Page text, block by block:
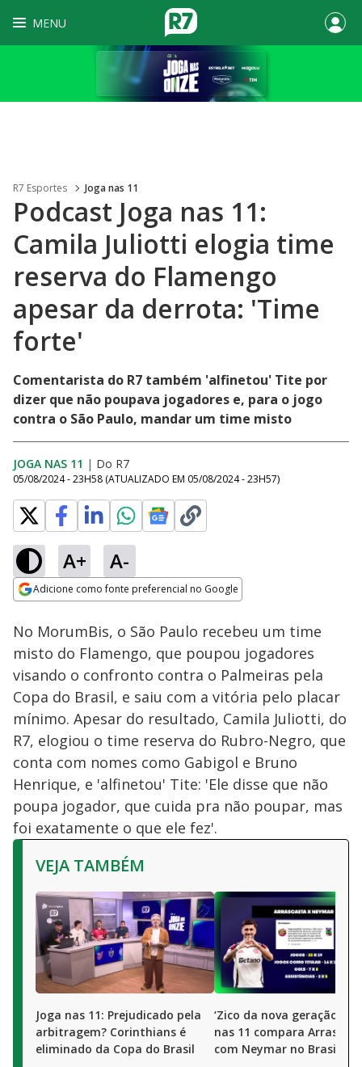
MENU
R7 Esportes Joga nas 11
Podcast Joga nas 11:
Camila Juliotti elogia time
reserva do Flamengo
apesar da derrota: 'Time
forte'
Comentarista do R7 também 'alfinetou' Tite por
dizer que não poupava jogadores e, para o jogo
contra o São Paulo, mandar um time misto
JOGA NAS 11 | Do R7
05/08/2024 - 23H58 (ATUALIZADO EM 05/08/2024 - 23H57)
A+ A-
Adicione como fonte preferencial no Google
Ativar
100.00%
No MorumBis, o São Paulo recebeu um time
misto do Flamengo, que poupou jogadores
visando o confronto contra o Palmeiras pela
Copa do Brasil, e saiu com a vitória pelo placar
mínimo. Apesar do resultado, Camila Juliotti, do
R7, elogiou o time reserva do Rubro-Negro, que
conta com nomes como Gabigol e Bruno
Henrique, e 'alfinetou' Tite: 'Ele disse que não
poupa jogador, que cuida pra não poupar, mas
foi exatamente o que ele fez'.
VEJA TAMBÉM
Joga nas 11: Prejudicado pela
arbitragem? Corinthians é
eliminado da Copa do Brasil
‘Zico da nova geração’?
nas 11 compara
com Neymar no Brasil